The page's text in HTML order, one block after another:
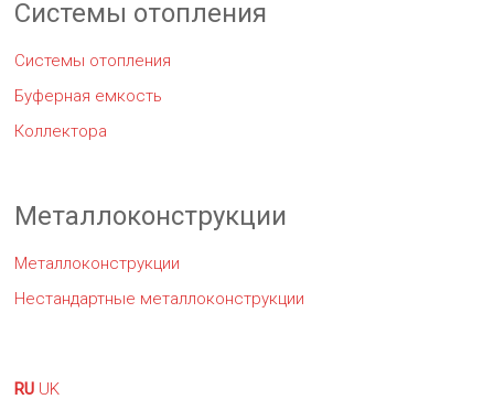
Системы отопления
Системы отопления
Буферная емкость
Коллектора
Металлоконструкции
Металлоконструкции
Нестандартные металлоконструкции
RU UK